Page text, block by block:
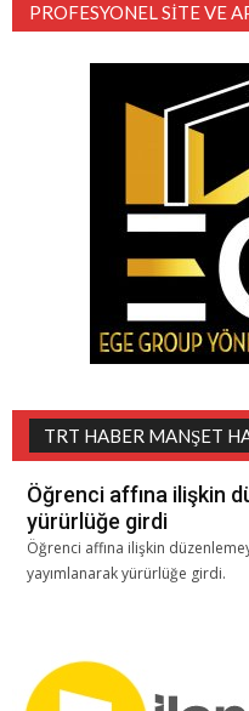
PROFESYONEL SITE VE
TRT HABER MANŞET
Öğrenci affına ilişkin
yürürlüğe girdi
Öğrenci affına ilişkin
yayımlanarak yürürlüğe girdi.